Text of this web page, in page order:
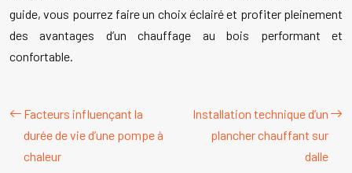
guide, vous pourrez faire un choix éclairé et profiter pleinement
des avantages d’un chauffage au bois performant et
confortable.
Facteurs influençant la
durée de vie d’une pompe à
chaleur
Installation technique d’un
plancher chauffant sur
dalle